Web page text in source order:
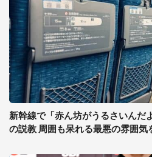
新幹線で「赤ん坊がうるさいんだ
の説教 周囲も呆れる最悪の雰囲気